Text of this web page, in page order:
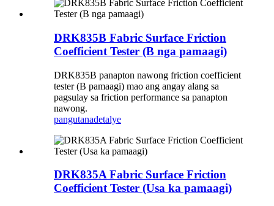
DRK835B Fabric Surface Friction
Coefficient Tester (B nga pamaagi)
DRK835B panapton nawong friction coefficient
tester (B pamaagi) mao ang angay alang sa
pagsulay sa friction performance sa panapton
nawong.
pangutanadetalye
DRK835A Fabric Surface Friction
Coefficient Tester (Usa ka pamaagi)